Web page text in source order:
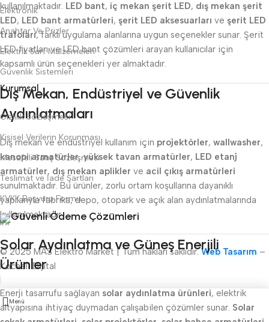
kullanılmaktadır. LED bant, iç mekan şerit LED, dış mekan şerit
LED, LED bant armatürleri, şerit LED aksesuarları ve şerit LED
trafoları, farklı uygulama alanlarına uygun seçenekler sunar. Şerit
LED fiyatları ve LED bant çözümleri arayan kullanıcılar için
kapsamlı ürün seçenekleri yer almaktadır.
Dış Mekan, Endüstriyel ve Güvenlik
Aydınlatmaları
Dış mekan ve endüstriyel kullanım için projektörler, wallwasher,
kanopi armatürler,yüksek tavan armatürler, LED etanj
armatürler, dış mekan aplikler ve acil çıkış armatürleri
sunulmaktadır. Bu ürünler, zorlu ortam koşullarına dayanıklı
yapılarıyla fabrika, depo, otopark ve açık alan aydınlatmalarında
kullanılmaktadır.
Solar Aydınlatma ve Güneş Enerjili
Ürünler
Enerji tasarrufu sağlayan solar aydınlatma ürünleri, elektrik
altyapısına ihtiyaç duymadan çalışabilen çözümler sunar. Solar
Elektronik
Anahtar Ve Prizler
Elektrik Sarf Malzemeleri
Güvenlik Sistemleri
Kurumsal
Gizlilik Sözleşmesi
Kişisel Verilerin Korunması
Mesafeli Satış Sözleşmesi
Teslimat ve İade Şartları
KVKK Başvuru Formu
Güvenli Ödeme Çözümleri
© 2025 MAS Elektro Market | Tüm hakları saklıdır.Web Tasarım –
Kocaeli Dijital
Menü